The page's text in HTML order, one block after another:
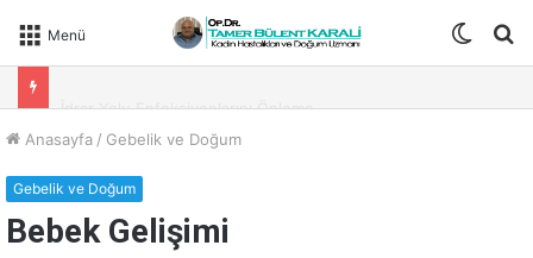
Menü
Dış
Anasayfa / Gebelik ve Doğum
Gebelik ve Doğum
Bebek Gelişimi